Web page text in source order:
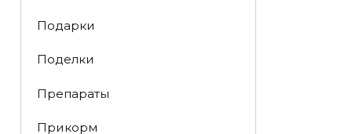
Подарки
Поделки
Препараты
Прикорм